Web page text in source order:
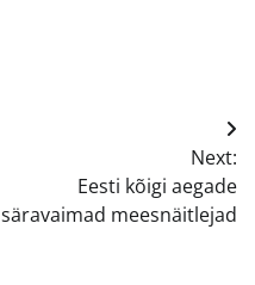
Next:
Eesti kõigi aegade
säravaimad meesnäitlejad